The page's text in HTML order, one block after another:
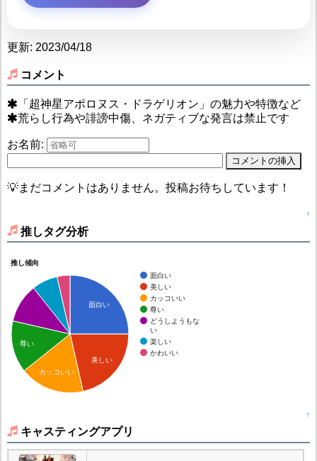
更新: 2023/04/18
コメント
「超神星アポロヌス・ドラゲリオン」の魅力や特徴など
荒らし行為や誹謗中傷、ネガティブな発言は禁止です
お名前:
💡まだコメントはありません。投稿お待ちしています！
↑
推しタグ分析
推し傾向
面白い
美しい
カッコいい
尊い
どうしようもな
い
楽しい
かわいい
面白い
美しい
尊い
カッコいい
↑
キャスティングアプリ